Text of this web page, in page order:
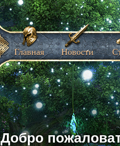
Добро
Главная Новости